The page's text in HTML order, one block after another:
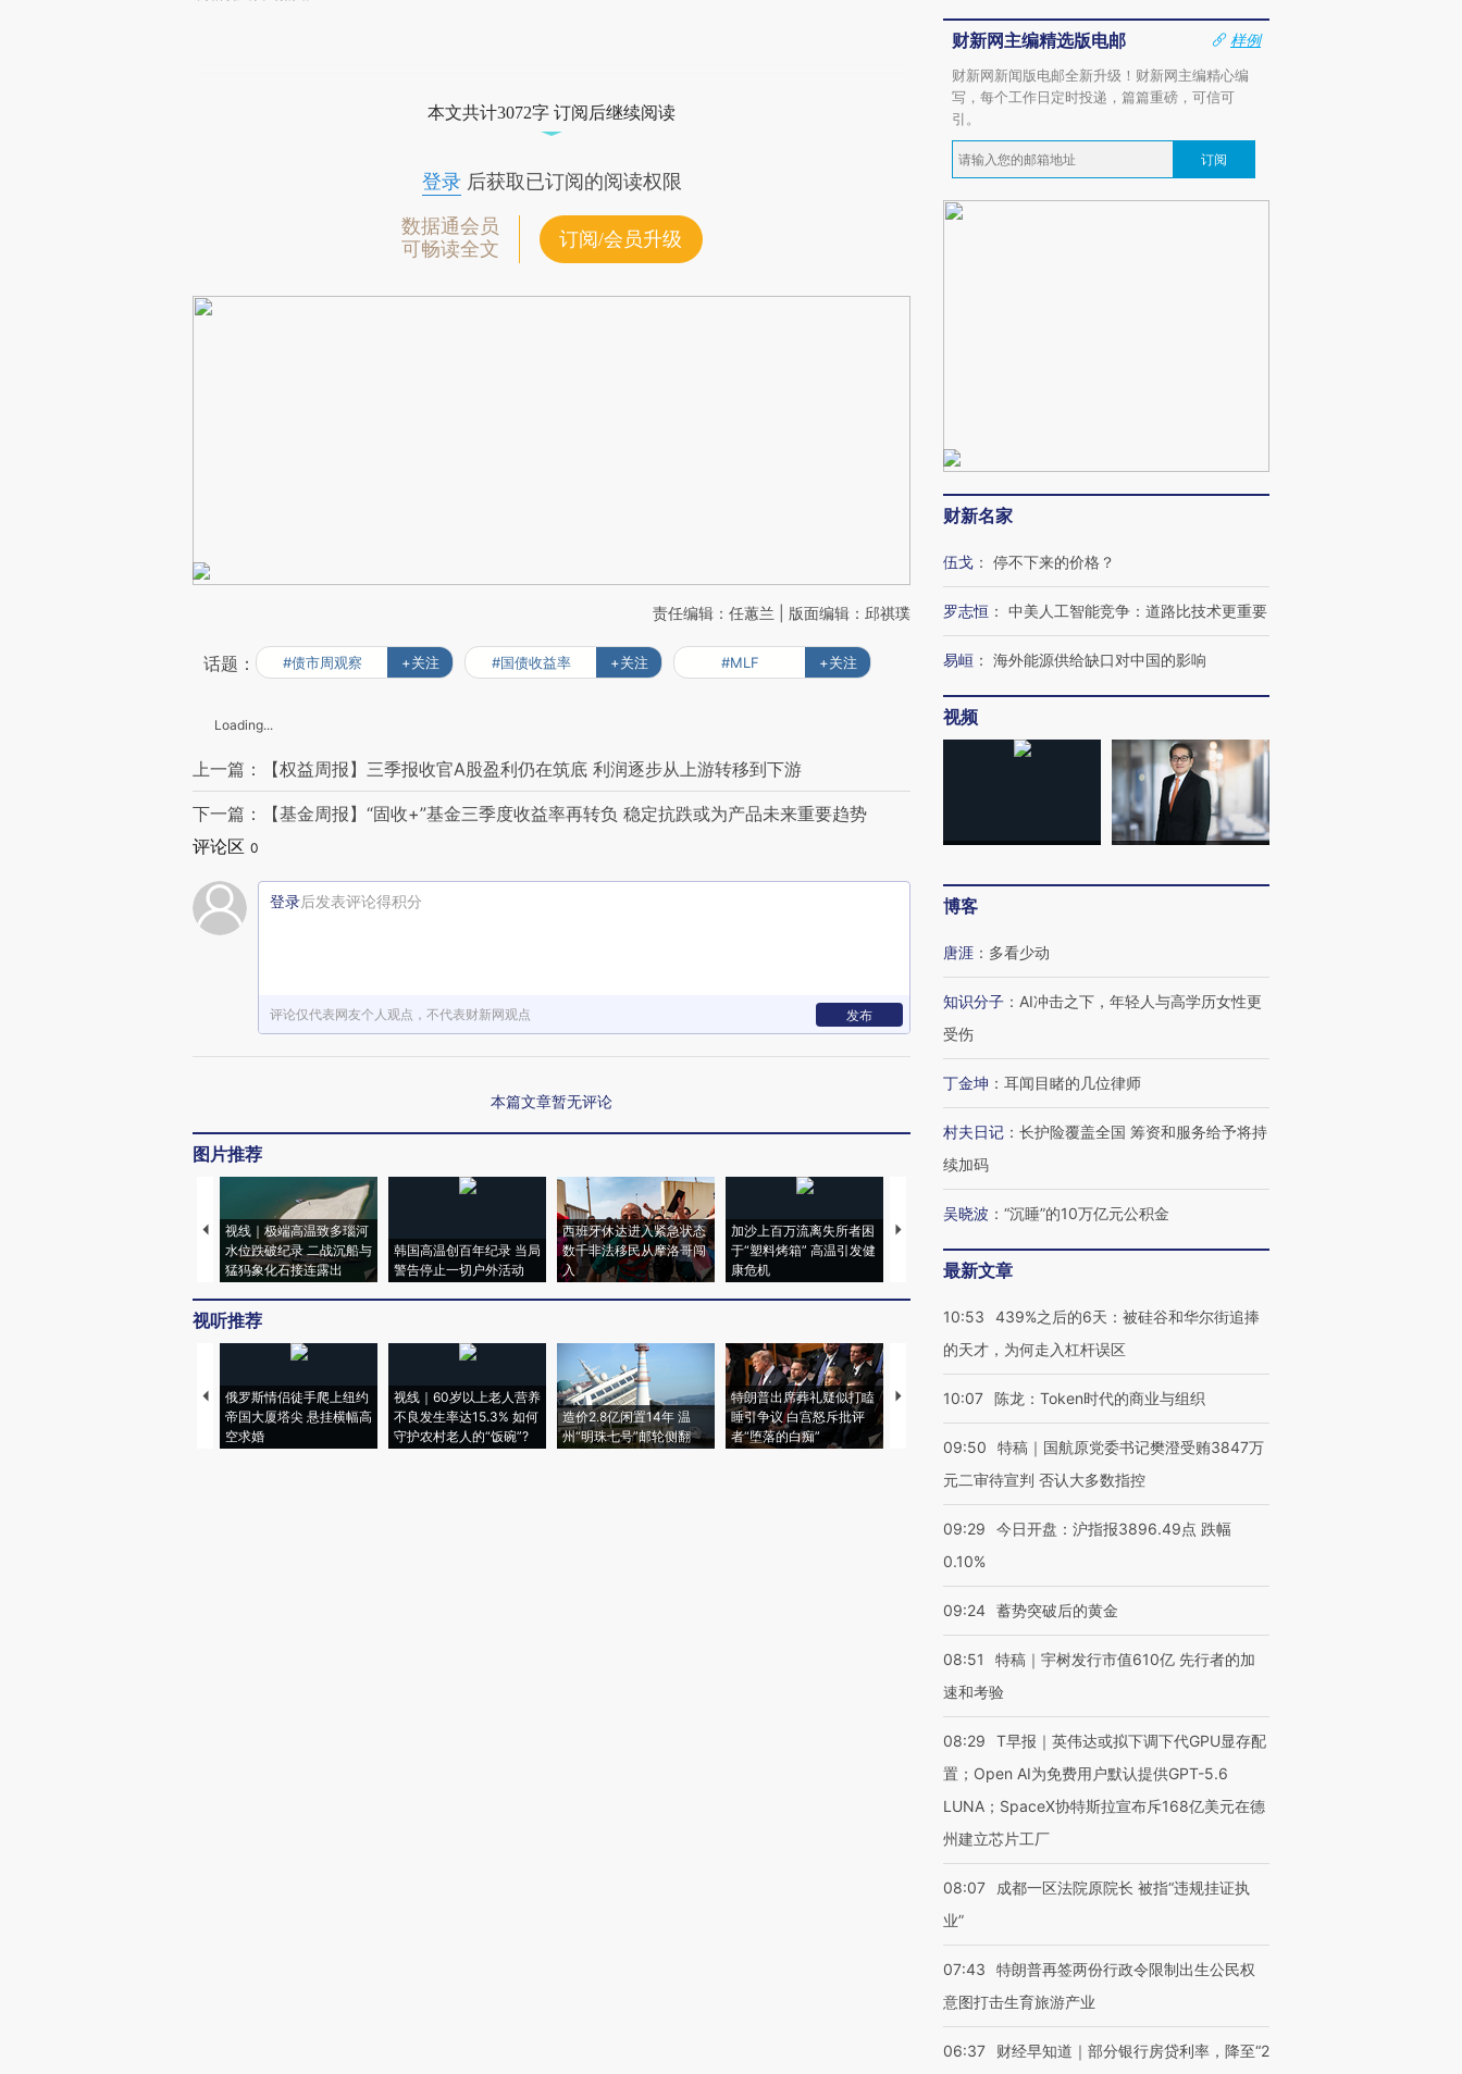
本文共计3072字 订阅后继续阅读
登录后获取已订阅的阅读权限
数据通会员
可畅读全文
订阅/会员升级
责任编辑：任蕙兰 | 版面编辑：邱祺璞
话题： #债市周观察 +关注 #国债收益率 +关注 #MLF +关注
Loading...
上一篇：【权益周报】三季报收官A股盈利仍在筑底 利润逐步从上游转移到下游
下一篇：【基金周报】“固收+”基金三季度收益率再转负 稳定抗跌或为产品未来重要趋势
评论区 0
登录后发表评论得积分
评论仅代表网友个人观点，不代表财新网观点 发布
本篇文章暂无评论
图片推荐
视线｜极端高温致多瑙河
水位跌破纪录 二战沉船与
猛犸象化石接连露出
韩国高温创百年纪录 当局
警告停止一切户外活动
西班牙休达进入紧急状态
数千非法移民从摩洛哥闯
入
加沙上百万流离失所者困
于“塑料烤箱” 高温引发健
康危机
视线｜HYROX的吸金
术：是什么让中产们甘
心“花钱找虐”？
粒摇头丸 尿检体内含3种
度Z世代 用街头抗争将教
视听推荐
俄罗斯情侣徒手爬上纽约
帝国大厦塔尖 悬挂横幅高
空求婚
视线｜60岁以上老人营养
不良发生率达15.3% 如何
守护农村老人的“饭碗”?
造价2.8亿闲置14年 温
州“明珠七号”邮轮侧翻
特朗普出席葬礼疑似打瞌
睡引争议 白宫怒斥批评
者“堕落的白痴”
视线｜全球最热百城独占
阿根廷3-0阿尔及利亚
财新网主编精选版电邮
样例
财新网新闻版电邮全新升级！财新网主编精心编
写，每个工作日定时投递，篇篇重磅，可信可
引。
订阅
财新名家
伍戈 ： 停不下来的价格？
罗志恒 ： 中美人工智能竞争：道路比技术更重要
易峘 ： 海外能源供给缺口对中国的影响
视频
博客
唐涯 ： 多看少动
知识分子 ： AI冲击之下，年轻人与高学历女性更
受伤
丁金坤 ： 耳闻目睹的几位律师
村夫日记 ： 长护险覆盖全国 筹资和服务给予将持
续加码
吴晓波 ： “沉睡”的10万亿元公积金
最新文章
10:53
439%之后的6天：被硅谷和华尔街追捧
的天才，为何走入杠杆误区
10:07 陈龙：Token时代的商业与组织
09:50
特稿｜国航原党委书记樊澄受贿3847万
元二审待宣判 否认大多数指控
09:29
今日开盘：沪指报3896.49点 跌幅
0.10%
09:24 蓄势突破后的黄金
08:51
特稿｜宇树发行市值610亿 先行者的加
速和考验
08:29
T早报｜英伟达或拟下调下代GPU显存配
置；Open AI为免费用户默认提供GPT-5.6
LUNA；SpaceX协特斯拉宣布斥168亿美元在德
州建立芯片工厂
08:07
成都一区法院原院长 被指“违规挂证执
业”
07:43
特朗普再签两份行政令限制出生公民权
意图打击生育旅游产业
06:37 财经早知道｜部分银行房贷利率，降至“2